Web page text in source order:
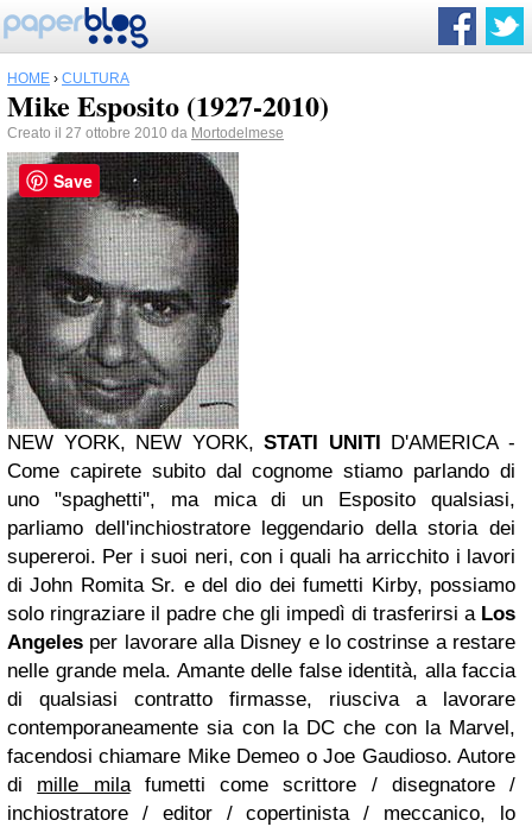
HOME › CULTURA
Mike Esposito (1927-2010)
Creato il 27 ottobre 2010 da Mortodelmese
NEW YORK, NEW YORK,STATI UNITI D'AMERICA -
Come capirete subito dal cognome stiamo parlando di
uno "spaghetti", ma mica di un Esposito qualsiasi,
parliamo dell'inchiostratore leggendario della storia dei
supereroi. Per i suoi neri, con i quali ha arricchito i lavori
di John Romita Sr. e del dio dei fumetti Kirby, possiamo
solo ringraziare il padre che gli impedì di trasferirsi a Los
Angeles per lavorare alla Disney e lo costrinse a restare
nelle grande mela. Amante delle false identità, alla faccia
di qualsiasi contratto firmasse, riusciva a lavorare
contemporaneamente sia con la DC che con la Marvel,
facendosi chiamare Mike Demeo o Joe Gaudioso. Autore
di mille milafumetti come scrittore / disegnatore /
inchiostratore / editor / copertinista / meccanico, lo
Save